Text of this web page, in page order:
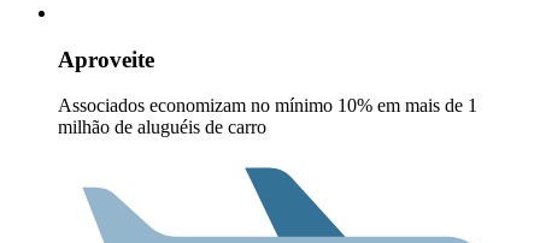
Aproveite
Associados economizam no mínimo 10% em mais de 1
milhão de aluguéis de carro